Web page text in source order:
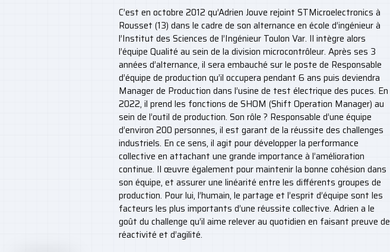
C’est en octobre 2012 qu’Adrien Jouve rejoint STMicroelectronics à
Rousset (13) dans le cadre de son alternance en école d’ingénieur à
l’Institut des Sciences de l’Ingénieur Toulon Var. Il intègre alors
l’équipe Qualité au sein de la division microcontrôleur. Après ses 3
années d’alternance, il sera embauché sur le poste de Responsable
d’équipe de production qu’il occupera pendant 6 ans puis deviendra
Manager de Production dans l’usine de test électrique des puces. En
2022, il prend les fonctions de SHOM (Shift Operation Manager) au
sein de l’outil de production. Son rôle ? Responsable d’une équipe
d’environ 200 personnes, il est garant de la réussite des challenges
industriels. En ce sens, il agit pour développer la performance
collective en attachant une grande importance à l’amélioration
continue. Il œuvre également pour maintenir la bonne cohésion dans
son équipe, et assurer une linéarité entre les différents groupes de
production. Pour lui, l’humain, le partage et l’esprit d’équipe sont les
facteurs les plus importants d’une réussite collective. Adrien a le
goût du challenge qu’il aime relever au quotidien en faisant preuve de
réactivité et d’agilité.